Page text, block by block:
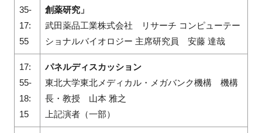
35-
17:
55
創薬研究」
武田薬品工業株式会社 リサーチ コンピューテー
ショナルバイオロジー 主席研究員 安藤 達哉
17:
55-
18:
15
パネルディスカッション
東北大学東北メディカル・メガバンク機構 機構
長・教授 山本 雅之
上記演者（一部）